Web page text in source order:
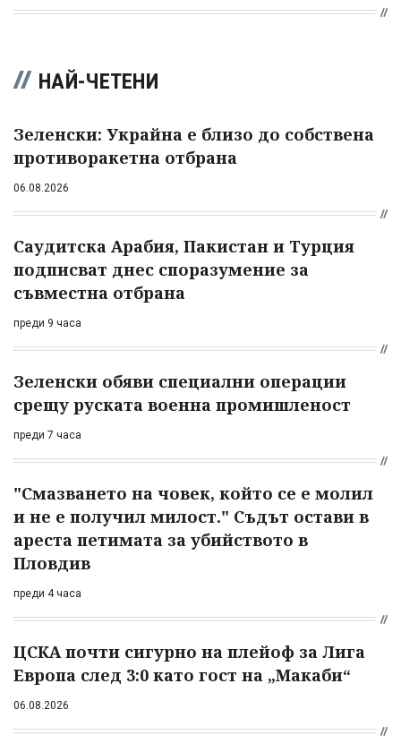
НАЙ-ЧЕТЕНИ
Зеленски: Украйна е близо до собствена
противоракетна отбрана
06.08.2026
Саудитска Арабия, Пакистан и Турция
подписват днес споразумение за
съвместна отбрана
преди 9 часа
Зеленски обяви специални операции
срещу руската военна промишленост
преди 7 часа
"Смазването на човек, който се е молил
и не е получил милост." Съдът остави в
ареста петимата за убийството в
Пловдив
преди 4 часа
ЦСКА почти сигурно на плейоф за Лига
Европа след 3:0 като гост на „Макаби“
06.08.2026